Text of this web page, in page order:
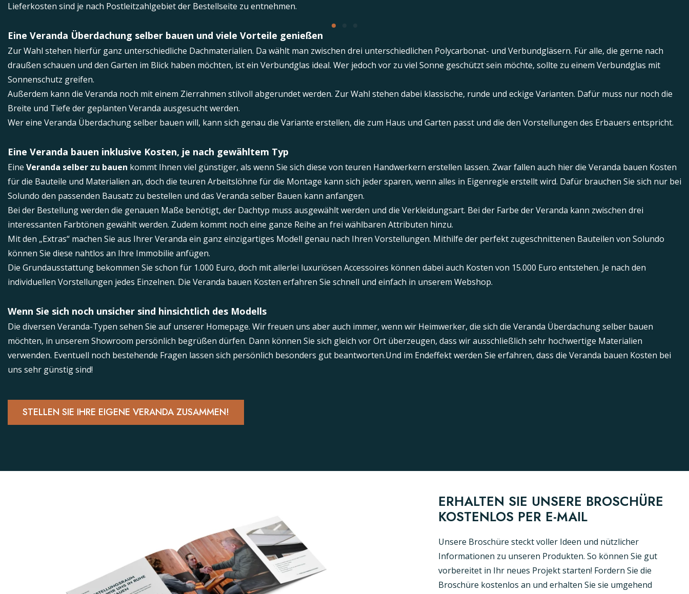
Lieferkosten sind je nach Postleitzahlgebiet der Bestellseite zu entnehmen.
Eine Veranda Überdachung selber bauen und viele Vorteile genießen
Zur Wahl stehen hierfür ganz unterschiedliche Dachmaterialien. Da wählt man zwischen drei unterschiedlichen Polycarbonat- und Verbundgläsern. Für alle, die gerne nach
draußen schauen und den Garten im Blick haben möchten, ist ein Verbundglas ideal. Wer jedoch vor zu viel Sonne geschützt sein möchte, sollte zu einem Verbundglas mit
Sonnenschutz greifen.
Außerdem kann die Veranda noch mit einem Zierrahmen stilvoll abgerundet werden. Zur Wahl stehen dabei klassische, runde und eckige Varianten. Dafür muss nur noch die
Breite und Tiefe der geplanten Veranda ausgesucht werden.
Wer eine Veranda Überdachung selber bauen will, kann sich genau die Variante erstellen, die zum Haus und Garten passt und die den Vorstellungen des Erbauers entspricht.
Eine Veranda bauen inklusive Kosten, je nach gewähltem Typ
Eine Veranda selber zu bauen kommt Ihnen viel günstiger, als wenn Sie sich diese von teuren Handwerkern erstellen lassen. Zwar fallen auch hier die Veranda bauen Kosten
für die Bauteile und Materialien an, doch die teuren Arbeitslöhne für die Montage kann sich jeder sparen, wenn alles in Eigenregie erstellt wird. Dafür brauchen Sie sich nur bei
Solundo den passenden Bausatz zu bestellen und das Veranda selber Bauen kann anfangen.
Bei der Bestellung werden die genauen Maße benötigt, der Dachtyp muss ausgewählt werden und die Verkleidungsart. Bei der Farbe der Veranda kann zwischen drei
interessanten Farbtönen gewählt werden. Zudem kommt noch eine ganze Reihe an frei wählbaren Attributen hinzu.
Mit den „Extras“ machen Sie aus Ihrer Veranda ein ganz einzigartiges Modell genau nach Ihren Vorstellungen. Mithilfe der perfekt zugeschnittenen Bauteilen von Solundo
können Sie diese nahtlos an Ihre Immobilie anfügen.
Die Grundausstattung bekommen Sie schon für 1.000 Euro, doch mit allerlei luxuriösen Accessoires können dabei auch Kosten von 15.000 Euro entstehen. Je nach den
individuellen Vorstellungen jedes Einzelnen. Die Veranda bauen Kosten erfahren Sie schnell und einfach in unserem Webshop.
Wenn Sie sich noch unsicher sind hinsichtlich des Modells
Die diversen Veranda-Typen sehen Sie auf unserer Homepage. Wir freuen uns aber auch immer, wenn wir Heimwerker, die sich die Veranda Überdachung selber bauen
möchten, in unserem Showroom persönlich begrüßen dürfen. Dann können Sie sich gleich vor Ort überzeugen, dass wir ausschließlich sehr hochwertige Materialien
verwenden. Eventuell noch bestehende Fragen lassen sich persönlich besonders gut beantworten.Und im Endeffekt werden Sie erfahren, dass die Veranda bauen Kosten bei
uns sehr günstig sind!
STELLEN SIE IHRE EIGENE VERANDA ZUSAMMEN!
ERHALTEN SIE UNSERE BROSCHÜRE
KOSTENLOS PER E-MAIL
Unsere Broschüre steckt voller Ideen und nützlicher
Informationen zu unseren Produkten. So können Sie gut
vorbereitet in Ihr neues Projekt starten! Fordern Sie die
Broschüre kostenlos an und erhalten Sie sie umgehend